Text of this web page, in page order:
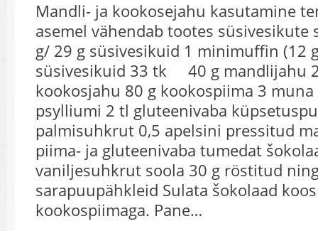
Mandli- ja kookosejahu kasutamine
asemel vähendab tootes süsivesikute
g/ 29 g süsivesikuid 1 minimuffin (12
süsivesikuid 33 tk 40 g mandlijahu
kookosjahu 80 g kookospiima 3
psylliumi 2 tl gluteenivaba
palmisuhkrut 0,5 apelsini pressitud
piima- ja gluteenivaba tumedat
vaniljesuhkrut soola 30 g röstitud
sarapuupähkleid Sulata šokolaad koos
kookospiimaga. Pane…